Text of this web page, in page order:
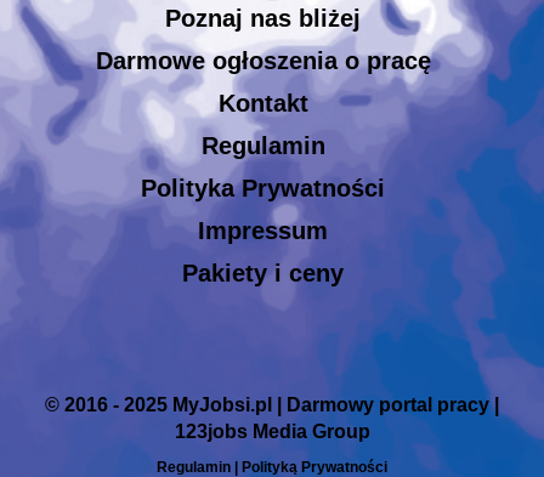
Poznaj nas bliżej
Darmowe ogłoszenia o pracę
Kontakt
Regulamin
Polityka Prywatności
Impressum
Pakiety i ceny
© 2016 - 2025 MyJobsi.pl | Darmowy portal pracy |
123jobs Media Group
Regulamin | Polityką Prywatności